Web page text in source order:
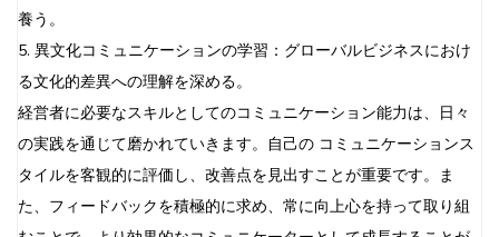
養う。
5. 異文化コミュニケーションの学習：グローバルビジネスにおけ
る文化的差異への理解を深める。
経営者に必要なスキルとしてのコミュニケーション能力は、日々
の実践を通じて磨かれていきます。自己の コミュニケーションス
タイルを客観的に評価し、改善点を見出すことが重要です。ま
た、フィードバックを積極的に求め、常に向上心を持って取り組